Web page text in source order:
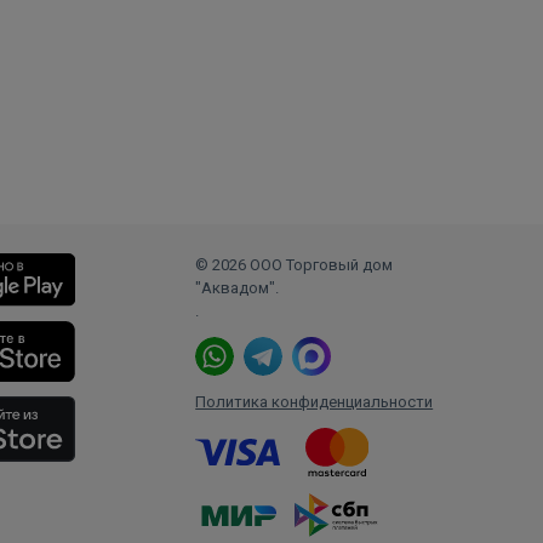
© 2026 ООО Торговый дом
"Аквадом".
.
Политика конфиденциальности